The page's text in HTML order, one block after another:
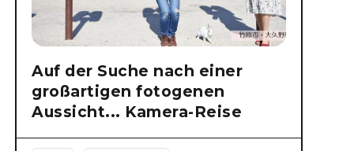
Auf der Suche nach einer
großartigen fotogenen
Aussicht... Kamera-Reise